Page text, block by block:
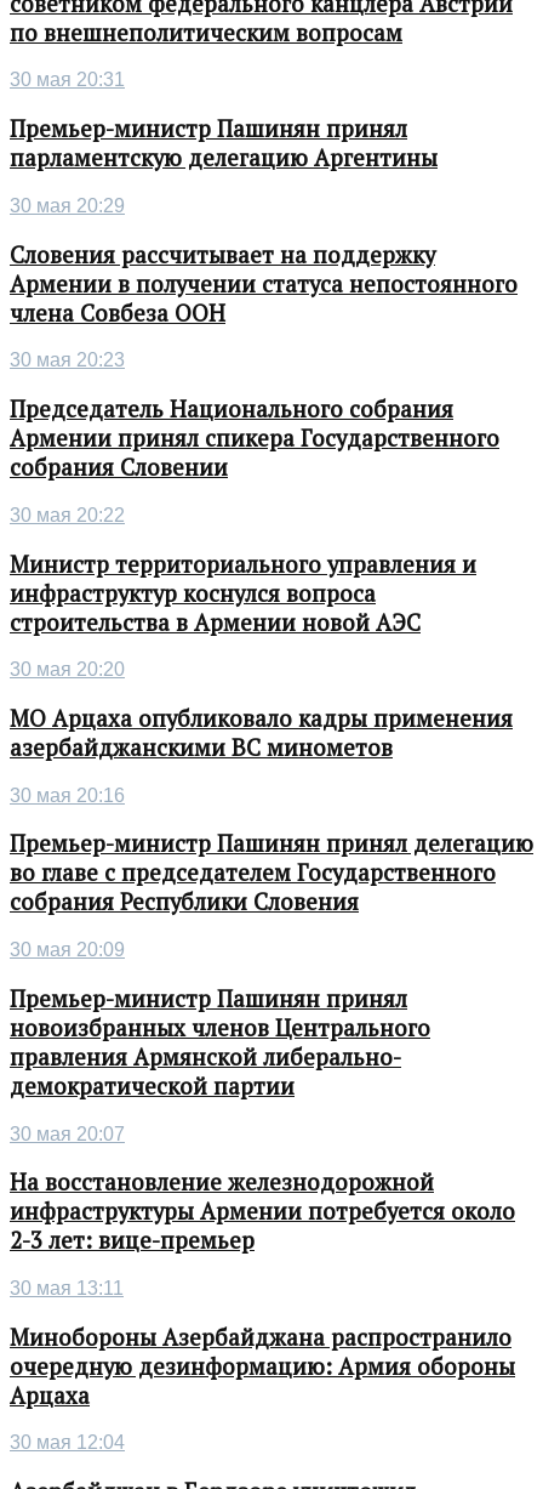
по внешнеполитическим вопросам
30 мая 20:31
Премьер-министр Пашинян принял
парламентскую делегацию Аргентины
30 мая 20:29
Словения рассчитывает на поддержку
Армении в получении статуса непостоянного
члена Совбеза ООН
30 мая 20:23
Председатель Национального собрания
Армении принял спикера Государственного
собрания Словении
30 мая 20:22
Министр территориального управления и
инфраструктур коснулся вопроса
строительства в Армении новой АЭС
30 мая 20:20
МО Арцаха опубликовало кадры применения
азербайджанскими ВС минометов
30 мая 20:16
Премьер-министр Пашинян принял делегацию
во главе с председателем Государственного
собрания Республики Словения
30 мая 20:09
Премьер-министр Пашинян принял
новоизбранных членов Центрального
правления Армянской либерально-
демократической партии
30 мая 20:07
На восстановление железнодорожной
инфраструктуры Армении потребуется около
2-3 лет: вице-премьер
30 мая 13:11
Минобороны Азербайджана распространило
очередную дезинформацию: Армия обороны
Арцаха
30 мая 12:04